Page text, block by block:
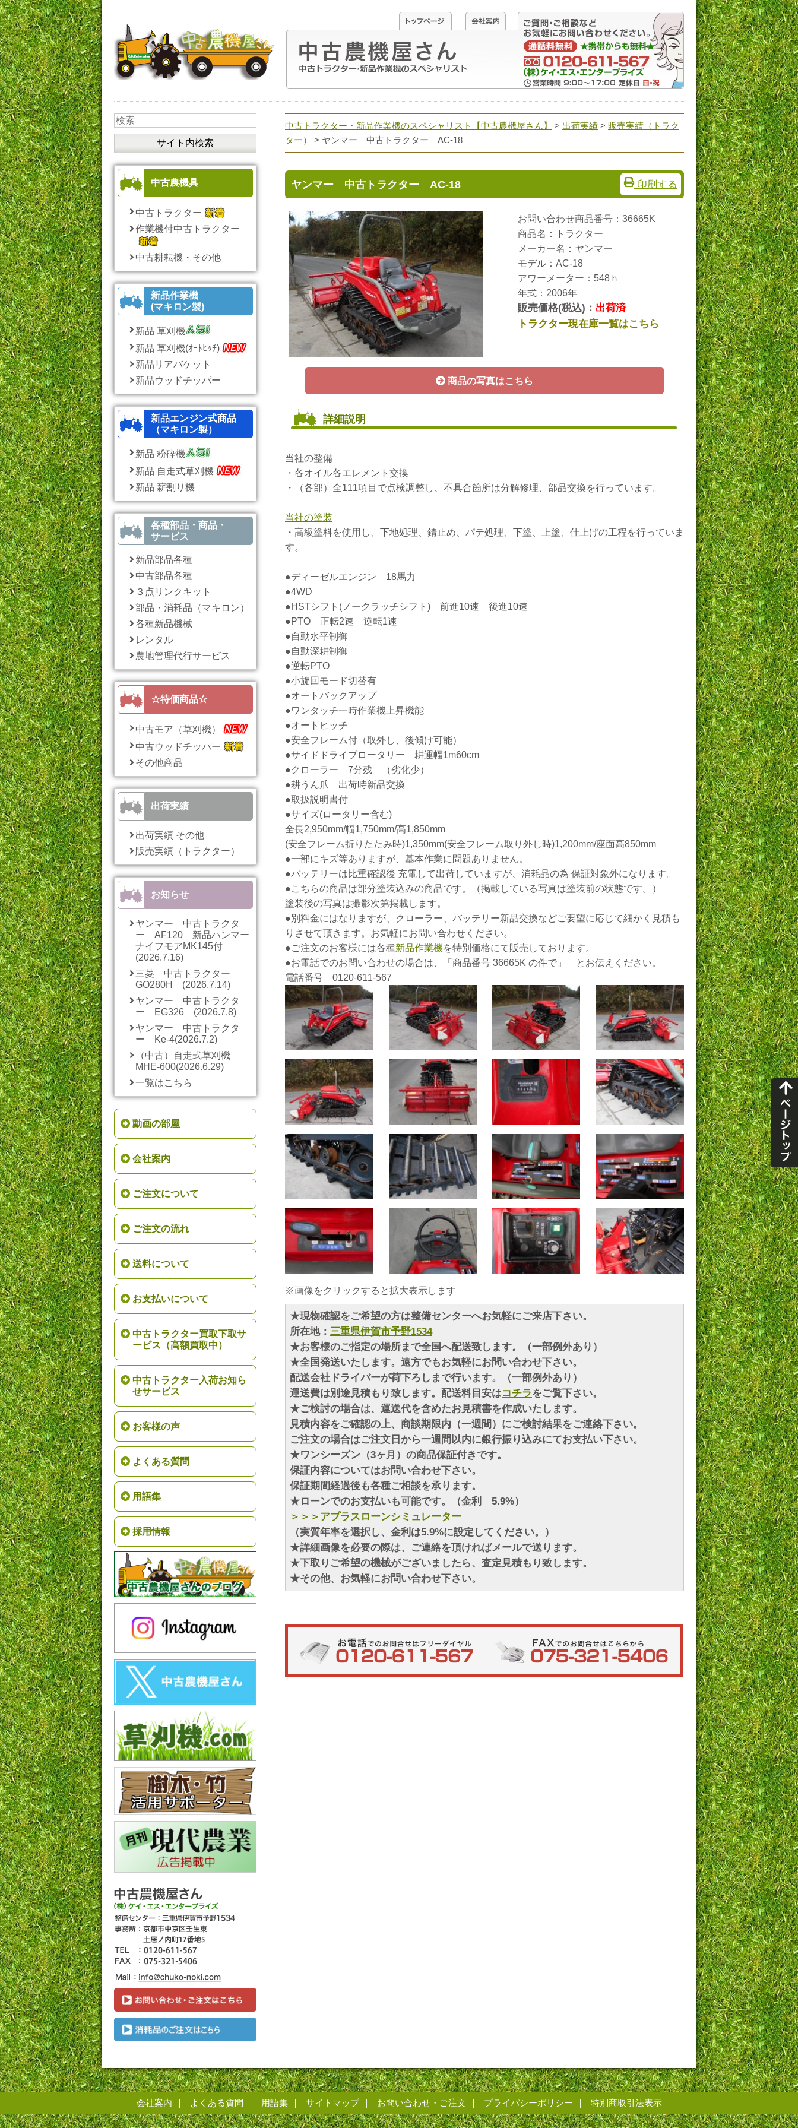
中古農機具
中古トラクター
作業機付中古トラクター
中古耕耘機・その他
新品作業機
(マキロン製)
新品 草刈機
新品 草刈機(ｵｰﾄﾋｯﾁ)
新品リアバケット
新品ウッドチッパー
新品エンジン式商品
（マキロン製）
新品 粉砕機
新品 自走式草刈機
新品 薪割り機
各種部品・商品・
サービス
新品部品各種
中古部品各種
３点リンクキット
部品・消耗品（マキロン）
各種新品機械
レンタル
農地管理代行サービス
☆特価商品☆
中古モア（草刈機）
中古ウッドチッパー
その他商品
出荷実績
出荷実績 その他
販売実績（トラクター）
お知らせ
ヤンマー 中古トラクタ
ー AF120 新品ハンマー
ナイフモアMK145付
(2026.7.16)
三菱 中古トラクター
GO280H (2026.7.14)
ヤンマー 中古トラクタ
ー EG326 (2026.7.8)
ヤンマー 中古トラクタ
ー Ke-4(2026.7.2)
（中古）自走式草刈機
MHE-600(2026.6.29)
一覧はこちら
動画の部屋
会社案内
ご注文について
ご注文の流れ
送料について
お支払いについて
中古トラクター買取下取サ
ービス（高額買取中）
中古トラクター入荷お知ら
せサービス
お客様の声
よくある質問
用語集
採用情報
中古トラクター・新品作業機のスペシャリスト【中古農機屋さん】 > 出荷実績 > 販売実績（トラク
ター）
> ヤンマー 中古トラクター AC-18
ヤンマー 中古トラクター AC-18 印刷する
お問い合わせ商品番号：36665K
商品名：トラクター
メーカー名：ヤンマー
モデル：AC-18
アワーメーター：548ｈ
年式：2006年
販売価格(税込)： 出荷済
トラクター現在庫一覧はこちら
商品の写真はこちら
詳細説明
当社の整備
・各オイル各エレメント交換
・（各部）全111項目で点検調整し、不具合箇所は分解修理、部品交換を行っています。
当社の塗装
・高級塗料を使用し、下地処理、錆止め、パテ処理、下塗、上塗、仕上げの工程を行っていま
す。
●ディーゼルエンジン 18馬力
●4WD
●HSTシフト(ノークラッチシフト) 前進10速 後進10速
●PTO 正転2速 逆転1速
●自動水平制御
●自動深耕制御
●逆転PTO
●小旋回モード切替有
●オートバックアップ
●ワンタッチ一時作業機上昇機能
●オートヒッチ
●安全フレーム付（取外し、後傾け可能）
●サイドドライブロータリー 耕運幅1m60cm
●クローラー 7分残 （劣化少）
●耕うん爪 出荷時新品交換
●取扱説明書付
●サイズ(ロータリー含む)
全長2,950mm/幅1,750mm/高1,850mm
(安全フレーム折りたたみ時)1,350mm(安全フレーム取り外し時)1,200mm/座面高850mm
●一部にキズ等ありますが、基本作業に問題ありません。
●バッテリーは比重確認後 充電して出荷していますが、消耗品の為 保証対象外になります。
●こちらの商品は部分塗装込みの商品です。（掲載している写真は塗装前の状態です。）
塗装後の写真は撮影次第掲載します。
●別料金にはなりますが、クローラー、バッテリー新品交換などご要望に応じて細かく見積も
りさせて頂きます。お気軽にお問い合わせください。
●ご注文のお客様には各種新品作業機を特別価格にて販売しております。
●お電話でのお問い合わせの場合は、「商品番号 36665K の件で」 とお伝えください。
電話番号 0120-611-567
※画像をクリックすると拡大表示します
★現物確認をご希望の方は整備センターへお気軽にご来店下さい。
所在地： 三重県伊賀市予野1534
★お客様のご指定の場所まで全国へ配送致します。（一部例外あり）
★全国発送いたします。遠方でもお気軽にお問い合わせ下さい。
配送会社ドライバーが荷下ろしまで行います。（一部例外あり）
運送費は別途見積もり致します。配送料目安はコチラをご覧下さい。
★ご検討の場合は、運送代を含めたお見積書を作成いたします。
見積内容をご確認の上、商談期限内（一週間）にご検討結果をご連絡下さい。
ご注文の場合はご注文日から一週間以内に銀行振り込みにてお支払い下さい。
★ワンシーズン（3ヶ月）の商品保証付きです。
保証内容についてはお問い合わせ下さい。
保証期間経過後も各種ご相談を承ります。
★ローンでのお支払いも可能です。（金利 5.9%）
＞＞＞アプラスローンシミュレーター
（実質年率を選択し、金利は5.9%に設定してください。）
★詳細画像を必要の際は、ご連絡を頂ければメールで送ります。
★下取りご希望の機械がございましたら、査定見積もり致します。
★その他、お気軽にお問い合わせ下さい。
会社案内 よくある質問 用語集 サイトマップ お問い合わせ・ご注文 プライバシーポリシー 特別商取引法表示